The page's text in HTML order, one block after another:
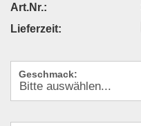
Art.Nr.:
Lieferzeit:
Geschmack: